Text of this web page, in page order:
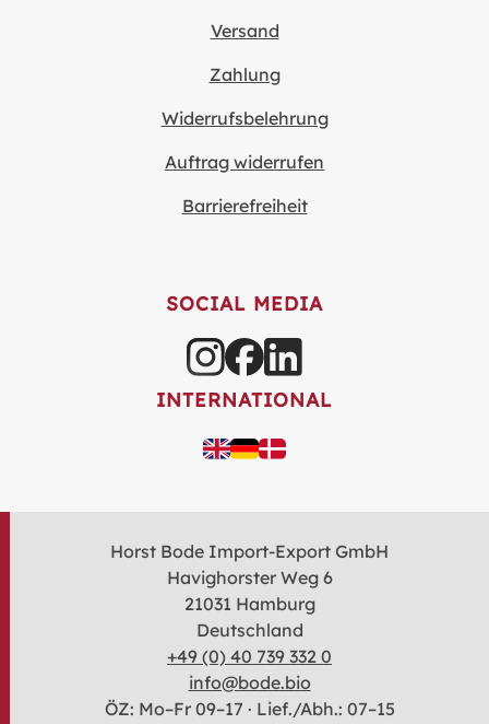
Versand
Zahlung
Widerrufsbelehrung
Auftrag widerrufen
Barrierefreiheit
SOCIAL MEDIA
INTERNATIONAL
Horst Bode Import-Export GmbH
Havighorster Weg 6
21031 Hamburg
Deutschland
+49 (0) 40 739 332 0
info@bode.bio
ÖZ: Mo–Fr 09–17 · Lief./Abh.: 07–15